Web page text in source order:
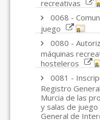
recreativas
0068 -
juego
0080 -
máquinas
hosteleros
0081 -
Registro
Murcia de las
y salas de
General de